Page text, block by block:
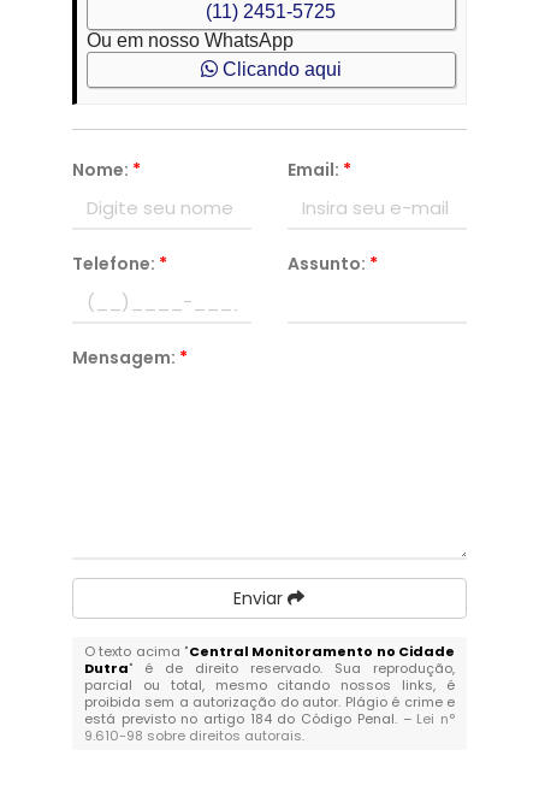
(11) 2451-5725
Ou em nosso WhatsApp
Clicando aqui
Nome: * Email: *
Telefone: * Assunto: *
Mensagem: *
Enviar
O texto acima "Central Monitoramento no Cidade
Dutra" é de direito reservado. Sua reprodução,
parcial ou total, mesmo citando nossos links, é
proibida sem a autorização do autor. Plágio é crime e
está previsto no artigo 184 do Código Penal. – Lei n°
9.610-98 sobre direitos autorais.